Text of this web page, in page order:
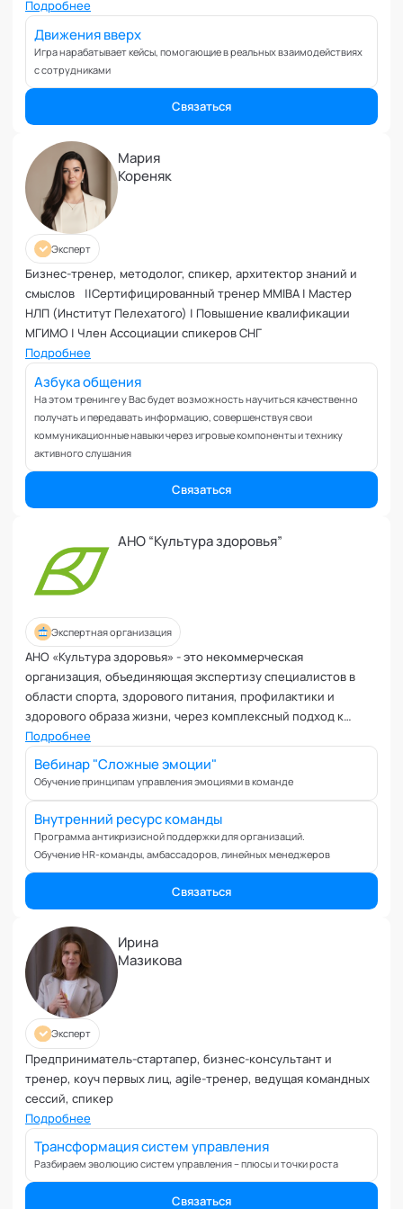
Воспитание
Депрессия
Зависимости
Защита от манипуляций
Иммунитет
Карьерная стратегия
Командное лидерство
Коммуникационная стратегия
Коммуникация в команде
Корпоративная культура и этика
Коучинг команд
Кризисы
Наставничество
Невроз
Ораторское искусство
Организация и проведение переговоров
Оргконсультирование
Отношения в паре
Персональный коучинг
Пищевое поведение
Поведенческий анализ
Подготовка и обучение специалистов
Прогнозирование
Продуктивность и мотивация сотрудников
Профайлинг и оценка персонала
Профориентация и поиск призвания
Психологические травмы и блоки
ПТСР
Разработка бизнес-процессов
Расставание
компаний. Член высшего экспертного совета кафедры
"Игропрактика" Академии социальных технологий
Подробнее
Движения вверх
Игра нарабатывает кейсы, помогающие в реальных взаимодействиях
с сотрудниками
Связаться
Мария
Кореняк
Эксперт
Бизнес-тренер, методолог, спикер, архитектор знаний и
смыслов ||Сертифицированный тренер MMIBA | Мастер
НЛП (Институт Пелехатого) | Повышение квалификации
МГИМО | Член Ассоциации спикеров СНГ
Подробнее
Азбука общения
На этом тренинге у Вас будет возможность научиться качественно
получать и передавать информацию, совершенствуя свои
коммуникационные навыки через игровые компоненты и технику
активного слушания
Связаться
АНО “Культура здоровья”
Экспертная организация
АНО «Культура здоровья» - это некоммерческая
организация, объединяющая экспертизу специалистов в
области спорта, здорового питания, профилактики и
здорового образа жизни, через комплексный подход к
вопросам здоровья и научно-популярный формат
донесения информации в виде интерактивных лекций
Подробнее
Вебинар "Сложные эмоции"
Обучение принципам управления эмоциями в команде
Внутренний ресурс команды
Программа антикризисной поддержки для организаций.
Обучение HR-команды, амбассадоров, линейных менеджеров
Связаться
Ирина
Мазикова
Эксперт
Предприниматель-стартапер, бизнес-консультант и
тренер, коуч первых лиц, agile-тренер, ведущая командных
сессий, спикер
Подробнее
Трансформация систем управления
Разбираем эволюцию систем управления – плюсы и точки роста
Связаться